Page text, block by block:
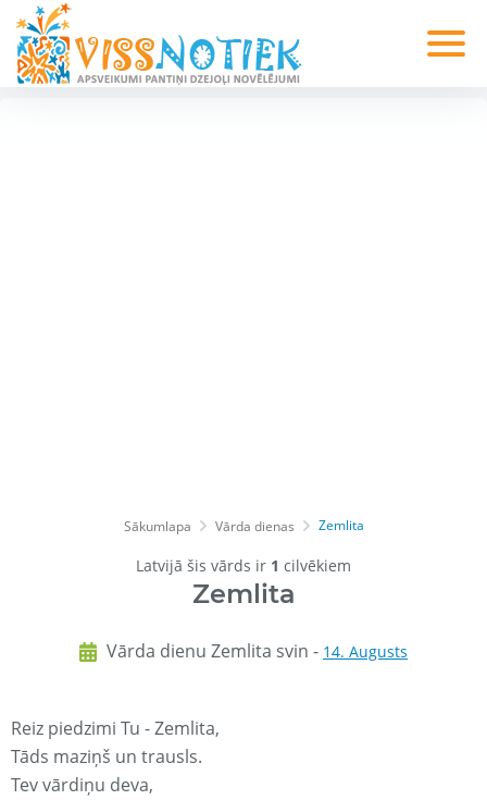
Sākumlapa Vārda dienas Zemlita
Latvijā šis vārds ir 1 cilvēkiem
Zemlita
Vārda dienu Zemlita svin - 14. Augusts
Reiz piedzimi Tu - Zemlita,
Tāds maziņš un trausls.
Tev vārdiņu deva,